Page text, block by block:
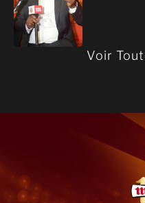
Voir